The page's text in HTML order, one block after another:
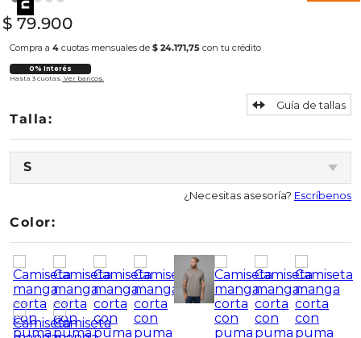
$ 79.900
Compra a 4 cuotas mensuales de $ 24.171,75 con tu crédito
0% Interés
Hasta 3 cuotas. Ver bancos.
S
Guía de tallas
¿Necesitas asesoría? Escríbenos
Color: